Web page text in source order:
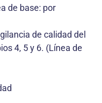
de base: por
de calidad del
4, 5 y 6. (Línea de